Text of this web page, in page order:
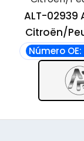
ALT-02939
Citroën/
Número OE: